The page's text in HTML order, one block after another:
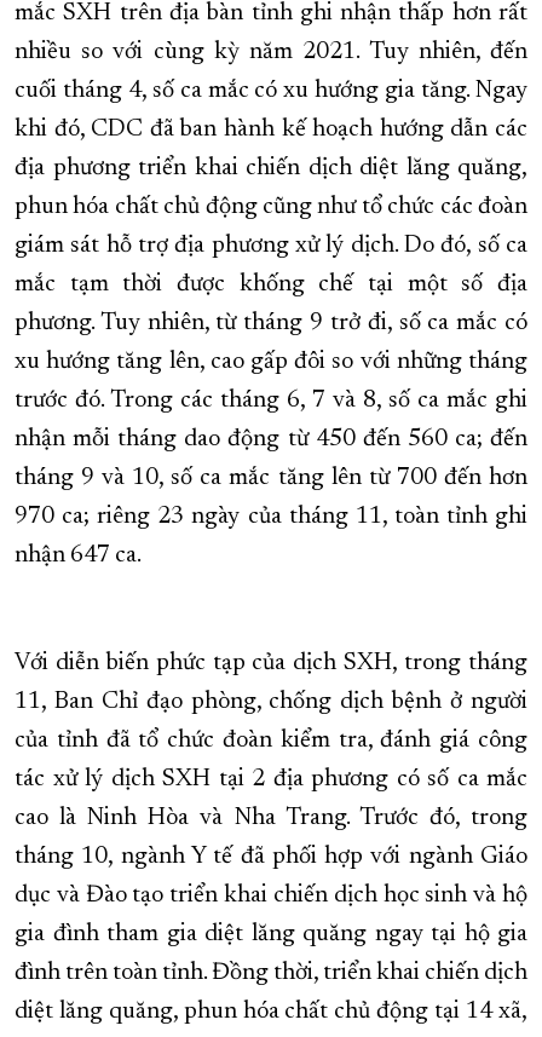
mắc SXH trên địa bàn tỉnh ghi nhận thấp hơn rất
nhiều so với cùng kỳ năm 2021. Tuy nhiên, đến
cuối tháng 4, số ca mắc có xu hướng gia tăng. Ngay
khi đó, CDC đã ban hành kế hoạch hướng dẫn các
địa phương triển khai chiến dịch diệt lăng quăng,
phun hóa chất chủ động cũng như tổ chức các đoàn
giám sát hỗ trợ địa phương xử lý dịch. Do đó, số ca
mắc tạm thời được khống chế tại một số địa
phương. Tuy nhiên, từ tháng 9 trở đi, số ca mắc có
xu hướng tăng lên, cao gấp đôi so với những tháng
trước đó. Trong các tháng 6, 7 và 8, số ca mắc ghi
nhận mỗi tháng dao động từ 450 đến 560 ca; đến
tháng 9 và 10, số ca mắc tăng lên từ 700 đến hơn
970 ca; riêng 23 ngày của tháng 11, toàn tỉnh ghi
nhận 647 ca.
Với diễn biến phức tạp của dịch SXH, trong tháng
11, Ban Chỉ đạo phòng, chống dịch bệnh ở người
của tỉnh đã tổ chức đoàn kiểm tra, đánh giá công
tác xử lý dịch SXH tại 2 địa phương có số ca mắc
cao là Ninh Hòa và Nha Trang. Trước đó, trong
tháng 10, ngành Y tế đã phối hợp với ngành Giáo
dục và Đào tạo triển khai chiến dịch học sinh và hộ
gia đình tham gia diệt lăng quăng ngay tại hộ gia
đình trên toàn tỉnh. Đồng thời, triển khai chiến dịch
diệt lăng quăng, phun hóa chất chủ động tại 14 xã,